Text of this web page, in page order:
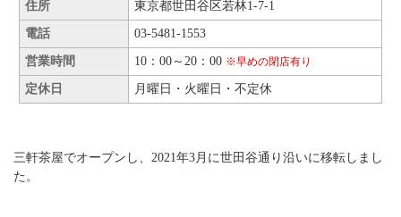
住所 東京都世田谷区若林1-7-1
電話 03-5481-1553
営業時間 10：00～20：00 ※早めの閉店有り
定休日 月曜日・火曜日・不定休
三軒茶屋でオープンし、2021年3月に世田谷通り沿いに移転しまし
た。